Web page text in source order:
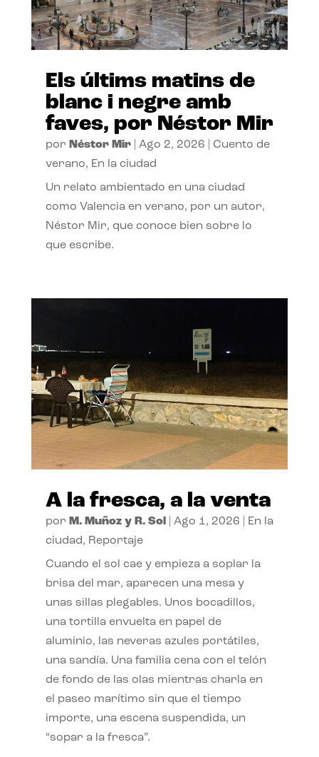
Els últims matins de
blanc i negre amb
faves, por Néstor Mir
por Néstor Mir| Ago 2, 2026
Cuento de
verano, En la ciudad
Un relato ambientado en una ciudad
como Valencia en verano, por un autor,
Néstor Mir, que conoce bien sobre lo
que escribe.
A la fresca, a la venta
por M. Muñoz y R. Sol Ago 1, 2026
En la
ciudad, Reportaje
Cuando el sol cae y empieza a soplar la
brisa del mar, aparecen una mesa y
unas sillas plegables. Unos bocadillos,
una tortilla envuelta en papel de
aluminio, las neveras azules portátiles,
una sandía. Una familia cena con el telón
de fondo de las olas mientras charla en
el paseo marítimo sin que el tiempo
importe, una escena suspendida, un
“sopar a la fresca”.